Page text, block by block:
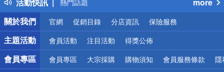
熱門話題
銀行優惠
偏遠地區配送
詐騙網頁！請小心！
關於我們
官網 促銷目錄 分店資訊 保險服務
主題活動 會員活動 注目活動 得獎公佈
會員專區 會員專區 大宗採購 購物須知 會員服務條款 隱